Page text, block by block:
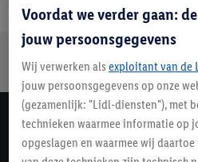
Jouw voordelen bij ons als Lidl
Gratis retourneren Veilig
Lidl
Schrijf je
Voordat we verder gaan:
jouw persoonsgegevens
Wij verwerken als exploitant van de
jouw persoonsgegevens op onze
(gezamenlijk: "Lidl-diensten"), met
technieken waarmee informatie op
opgeslagen en waarmee wij